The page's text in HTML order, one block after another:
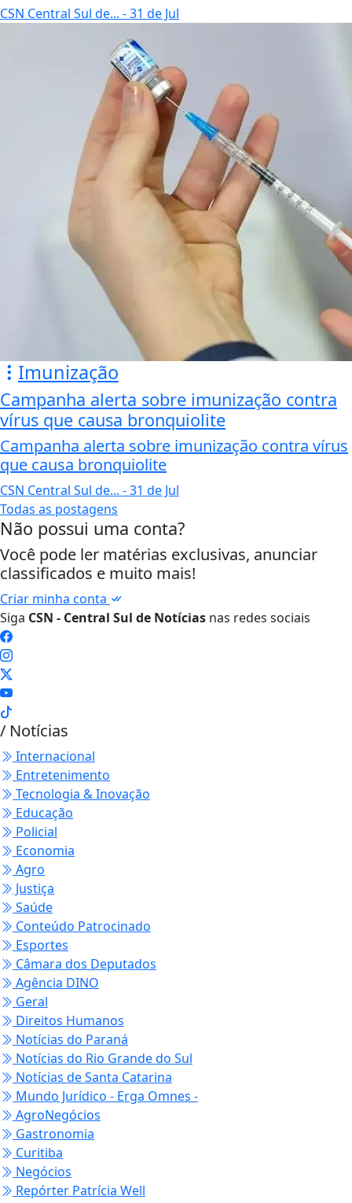
CSN Central Sul de... - 31 de Jul
Imunização
Campanha alerta sobre imunização contra
vírus que causa bronquiolite
Campanha alerta sobre imunização contra vírus
que causa bronquiolite
CSN Central Sul de... - 31 de Jul
Todas as postagens
Não possui uma conta?
Você pode ler matérias exclusivas, anunciar
classificados e muito mais!
Criar minha conta
Siga CSN - Central Sul de Notícias nas redes sociais
/ Notícias
Internacional
Entretenimento
Tecnologia & Inovação
Educação
Policial
Economia
Agro
Justiça
Saúde
Conteúdo Patrocinado
Esportes
Câmara dos Deputados
Agência DINO
Geral
Direitos Humanos
Notícias do Paraná
Notícias do Rio Grande do Sul
Notícias de Santa Catarina
Mundo Jurídico - Erga Omnes -
AgroNegócios
Gastronomia
Curitiba
Negócios
Repórter Patrícia Well